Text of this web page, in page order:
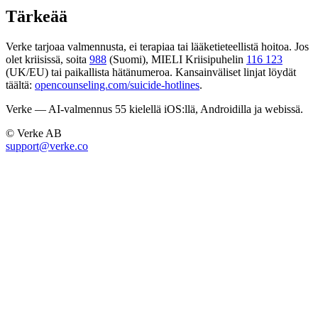
Tärkeää
Verke tarjoaa valmennusta, ei terapiaa tai lääketieteellistä hoitoa. Jos
olet kriisissä, soita 988 (Suomi), MIELI Kriisipuhelin 116 123
(UK/EU) tai paikallista hätänumeroa. Kansainväliset linjat löydät
täältä: opencounseling.com/suicide-hotlines.
Verke — AI-valmennus 55 kielellä iOS:llä, Androidilla ja webissä.
© Verke AB
support@verke.co